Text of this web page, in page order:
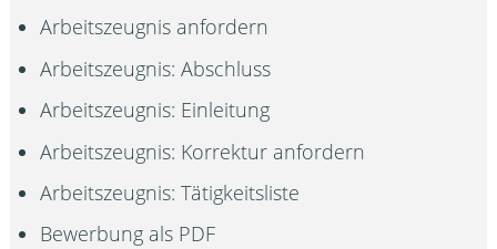
Arbeitszeugnis anfordern
Arbeitszeugnis: Abschluss
Arbeitszeugnis: Einleitung
Arbeitszeugnis: Korrektur anfordern
Arbeitszeugnis: Tätigkeitsliste
Bewerbung als PDF